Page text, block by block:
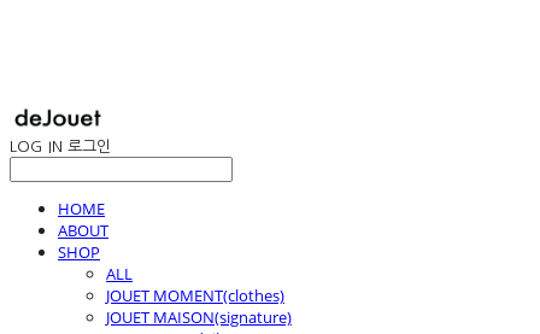
LOG IN 로그인
HOME
ABOUT
SHOP
ALL
JOUET MOMENT(clothes)
JOUET MAISON(signature)